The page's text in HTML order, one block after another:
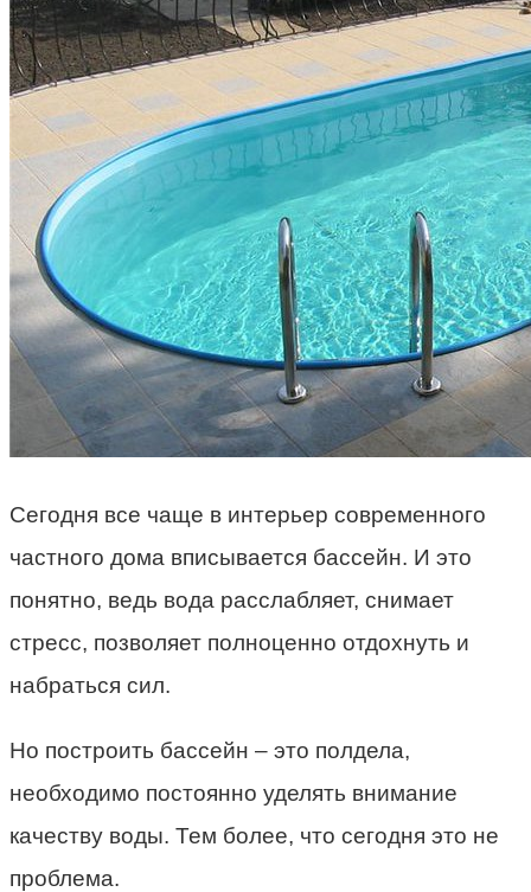
Сегодня все чаще в интерьер современного
частного дома вписывается бассейн. И это
понятно, ведь вода расслабляет, снимает
стресс, позволяет полноценно отдохнуть и
набраться сил.
Но построить бассейн – это полдела,
необходимо постоянно уделять внимание
качеству воды. Тем более, что сегодня это не
проблема.